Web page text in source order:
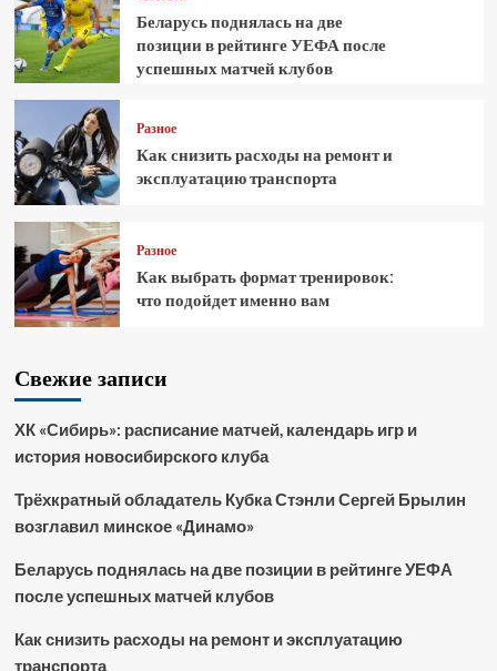
Беларусь поднялась на две
позиции в рейтинге УЕФА после
успешных матчей клубов
Разное
Как снизить расходы на ремонт и
эксплуатацию транспорта
Разное
Как выбрать формат тренировок:
что подойдет именно вам
Свежие записи
ХК «Сибирь»: расписание матчей, календарь игр и
история новосибирского клуба
Трёхкратный обладатель Кубка Стэнли Сергей Брылин
возглавил минское «Динамо»
Беларусь поднялась на две позиции в рейтинге УЕФА
после успешных матчей клубов
Как снизить расходы на ремонт и эксплуатацию
транспорта